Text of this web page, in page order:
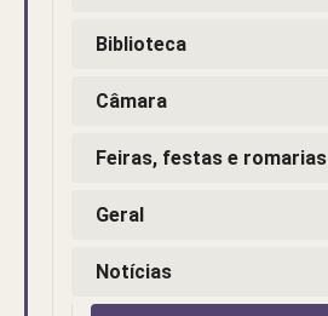
Biblioteca
Câmara
Feiras, festas e romarias
Geral
Notícias